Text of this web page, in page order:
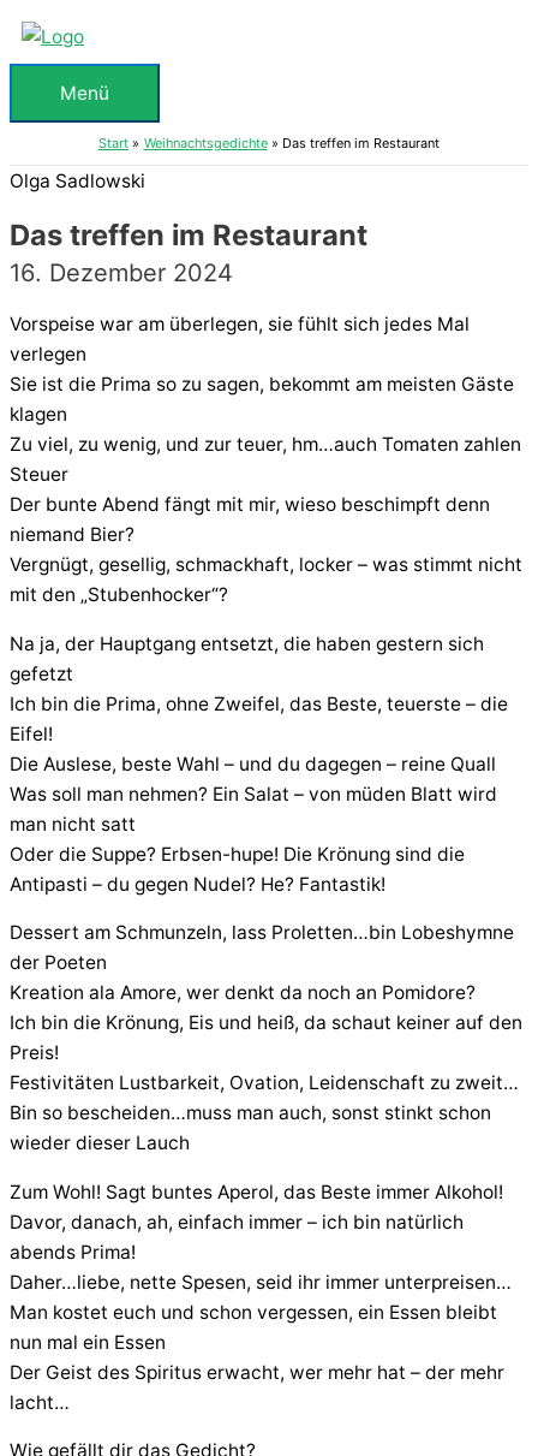
Zum
Inhalt
springenMenü
Menü
Start Weihnachtsgedichte Das treffen im Restaurant
Olga Sadlowski
Das treffen im Restaurant
16. Dezember 2024
Vorspeise war am überlegen, sie fühlt sich jedes Mal
verlegen
Sie ist die Prima so zu sagen, bekommt am meisten Gäste
klagen
Zu viel, zu wenig, und zur teuer, hm…auch Tomaten zahlen
Steuer
Der bunte Abend fängt mit mir, wieso beschimpft denn
niemand Bier?
Vergnügt, gesellig, schmackhaft, locker – was stimmt nicht
mit den „Stubenhocker“?
Na ja, der Hauptgang entsetzt, die haben gestern sich
gefetzt
Ich bin die Prima, ohne Zweifel, das Beste, teuerste – die
Eifel!
Die Auslese, beste Wahl – und du dagegen – reine Quall
Was soll man nehmen? Ein Salat – von müden Blatt wird
man nicht satt
Oder die Suppe? Erbsen-hupe! Die Krönung sind die
Antipasti – du gegen Nudel? He? Fantastik!
Dessert am Schmunzeln, lass Proletten…bin Lobeshymne
der Poeten
Kreation ala Amore, wer denkt da noch an Pomidore?
Ich bin die Krönung, Eis und heiß, da schaut keiner auf den
Preis!
Festivitäten Lustbarkeit, Ovation, Leidenschaft zu zweit…
Bin so bescheiden…muss man auch, sonst stinkt schon
wieder dieser Lauch
Zum Wohl! Sagt buntes Aperol, das Beste immer Alkohol!
Davor, danach, ah, einfach immer – ich bin natürlich
abends Prima!
Daher…liebe, nette Spesen, seid ihr immer unterpreisen…
Man kostet euch und schon vergessen, ein Essen bleibt
nun mal ein Essen
Der Geist des Spiritus erwacht, wer mehr hat – der mehr
lacht…
Wie gefällt dir das Gedicht?